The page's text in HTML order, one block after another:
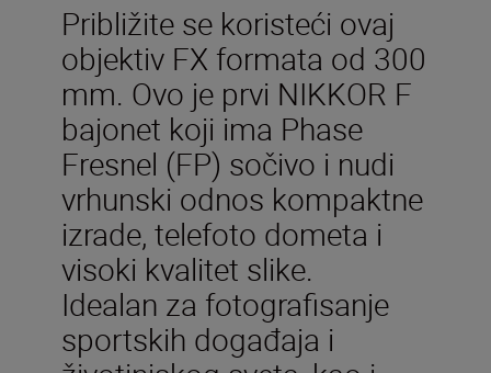
Približite se koristeći ovaj
objektiv FX formata od 300
mm. Ovo je prvi NIKKOR F
bajonet koji ima Phase
Fresnel (FP) sočivo i nudi
vrhunski odnos kompaktne
izrade, telefoto dometa i
visoki kvalitet slike.
Idealan za fotografisanje
sportskih događaja i